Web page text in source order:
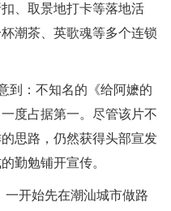
、取景地打卡等落地活
潮茶、英歌魂等多个连锁
到：不知名的《给阿嬷的
度占据第一。尽管该片不
思路，仍然获得头部宣发
勤勉铺开宣传。
一开始先在潮汕城市做路